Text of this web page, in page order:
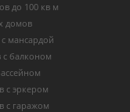
до 100 кв м
домов
мансардой
балконом
с эркером
с гаражом